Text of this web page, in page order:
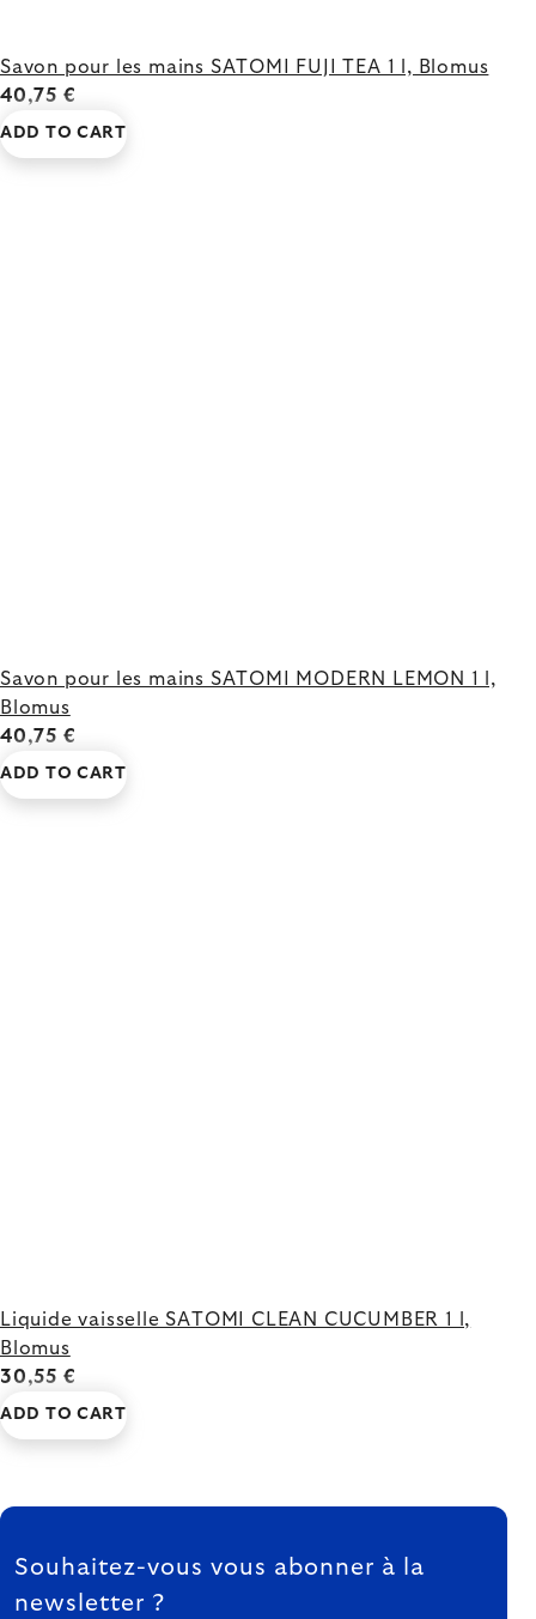
Savon pour les mains SATOMI FUJI TEA 1 l, Blomus
40,75 €
ADD TO CART
Savon pour les mains SATOMI MODERN LEMON 1 l,
Blomus
40,75 €
ADD TO CART
Liquide vaisselle SATOMI CLEAN CUCUMBER 1 l,
Blomus
30,55 €
ADD TO CART
FOOTER
Souhaitez-vous vous abonner à la
newsletter ?